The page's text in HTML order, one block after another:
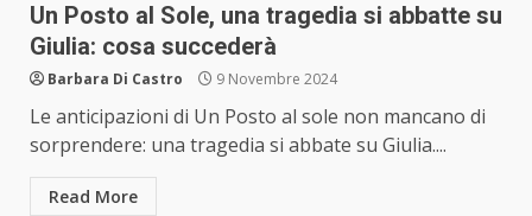
Un Posto al Sole, una tragedia si abbatte su
Giulia: cosa succederà
Barbara Di Castro 9 Novembre 2024
Le anticipazioni di Un Posto al sole non mancano di
sorprendere: una tragedia si abbate su Giulia....
Read More